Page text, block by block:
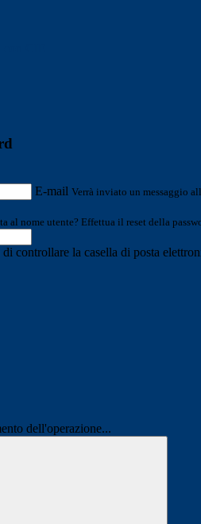
E-mail Verrà inviato un messaggio
al nome utente? Effettua il reset della
controllare la casella di posta
dell'operazione...